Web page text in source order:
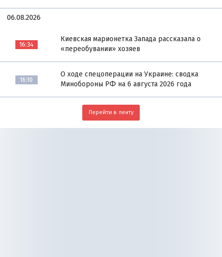
06.08.2026
16:34
Киевская марионетка Запада рассказала о
«переобувании» хозяев
16:10
О ходе спецоперации на Украине: сводка
Минобороны РФ на 6 августа 2026 года
Перейти в ленту